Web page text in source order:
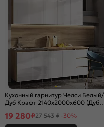
Кухонный гарнитур Челси Белый/
Дуб Крафт 2140x2000x600 (Дуб
19 280₽27 543 ₽ -30%